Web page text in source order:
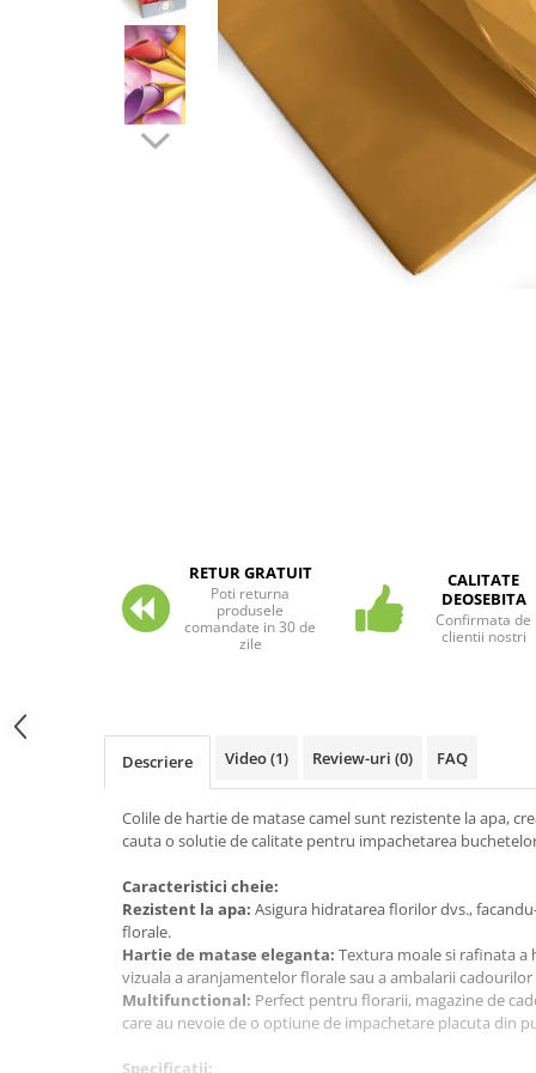
Pungi si sacose hartie kraft
Pungi hartie kraft
Pungi fereastra transparenta
Arhivare&Depozitare
Ambalare cadouri
Hartie impachetat cadouri
Panglica satin
Panglica dublu satinata 6 mm
Panglica dublu satinata 9 mm
Panglica dublu satinata 10 mm
Panglica dublu satinata 16 mm
Hartie copiator alba si colorata
RETUR GRATUIT
Poti returna
produsele
comandate in 30 de
zile
CALITATE
DEOSEBITA
Confirmata de
clientii nostri
Descriere Video(1) Review-uri (0) FAQ
Colile de hartie de matase camel sunt rezistente la apa,
cauta o solutie de calitate pentru impachetarea
Caracteristici cheie:
Rezistent la apa: Asigura hidratarea florilor dvs.,
florale.
Hartie de matase eleganta: Textura moale si rafinata
vizuala a aranjamentelor florale sau a ambalarii cadourilor
Multifunctional: Perfect pentru florarii, magazine de
care au nevoie de o optiune de impachetare placuta din
Specificatii: